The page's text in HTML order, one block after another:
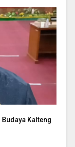
Kalteng